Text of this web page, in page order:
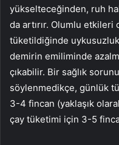
yükselteceğinden, ruh
da artırır. Olumlu etkileri
tüketildiğinde
demirin emiliminde
çıkabilir. Bir sağlık
söylenmedikçe, günlük
3-4 fincan (yaklaşık
çay tüketimi için 3-5